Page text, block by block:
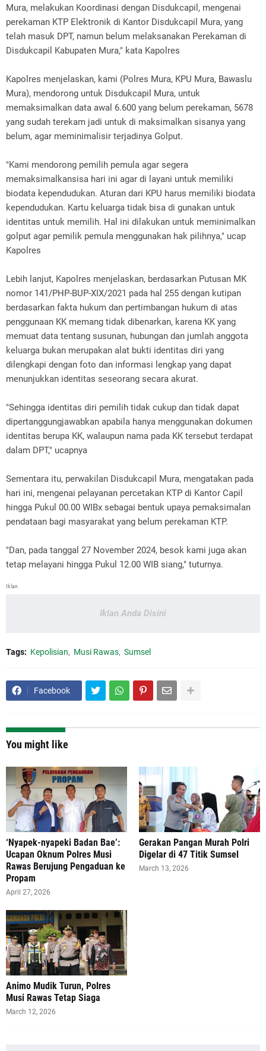
Mura, melakukan Koordinasi dengan Disdukcapil, mengenai
perekaman KTP Elektronik di Kantor Disdukcapil Mura, yang
telah masuk DPT, namun belum melaksanakan Perekaman di
Disdukcapil Kabupaten Mura," kata Kapolres
Kapolres menjelaskan, kami (Polres Mura, KPU Mura, Bawaslu
Mura), mendorong untuk Disdukcapil Mura, untuk
memaksimalkan data awal 6.600 yang belum perekaman, 5678
yang sudah terekam jadi untuk di maksimalkan sisanya yang
belum, agar meminimalisir terjadinya Golput.
"Kami mendorong pemilih pemula agar segera
memaksimalkansisa hari ini agar di layani untuk memiliki
biodata kependudukan. Aturan dari KPU harus memiliki biodata
kependudukan. Kartu keluarga tidak bisa di gunakan untuk
identitas untuk memilih. Hal ini dilakukan untuk meminimalkan
golput agar pemilik pemula menggunakan hak pilihnya," ucap
Kapolres
Lebih lanjut, Kapolres menjelaskan, berdasarkan Putusan MK
nomor 141/PHP-BUP-XIX/2021 pada hal 255 dengan kutipan
berdasarkan fakta hukum dan pertimbangan hukum di atas
penggunaan KK memang tidak dibenarkan, karena KK yang
memuat data tentang susunan, hubungan dan jumlah anggota
keluarga bukan merupakan alat bukti identitas diri yang
dilengkapi dengan foto dan informasi lengkap yang dapat
menunjukkan identitas seseorang secara akurat.
"Sehingga identitas diri pemilih tidak cukup dan tidak dapat
dipertanggungjawabkan apabila hanya menggunakan dokumen
identitas berupa KK, walaupun nama pada KK tersebut terdapat
dalam DPT," ucapnya
Sementara itu, perwakilan Disdukcapil Mura, mengatakan pada
hari ini, mengenai pelayanan percetakan KTP di Kantor Capil
hingga Pukul 00.00 WIBx sebagai bentuk upaya pemaksimalan
pendataan bagi masyarakat yang belum perekaman KTP.
"Dan, pada tanggal 27 November 2024, besok kami juga akan
tetap melayani hingga Pukul 12.00 WIB siang," tuturnya.
Iklan
Iklan Anda Disini
Tags: Kepolisian Musi Rawas Sumsel
Facebook
You might like
‘Nyapek-nyapeki Badan Bae’:
Ucapan Oknum Polres Musi
Rawas Berujung Pengaduan ke
Propam
April 27, 2026
Gerakan Pangan Murah Polri
Digelar di 47 Titik Sumsel
March 13, 2026
Animo Mudik Turun, Polres
Musi Rawas Tetap Siaga
March 12, 2026